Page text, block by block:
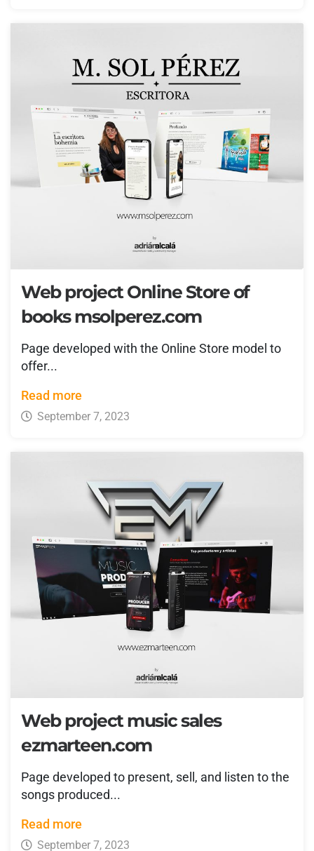
Web project Online Store of
books msolperez.com
Page developed with the Online Store model to
offer...
Read more
September 7, 2023
Web project music sales
ezmarteen.com
Page developed to present, sell, and listen to the
songs produced...
Read more
September 7, 2023